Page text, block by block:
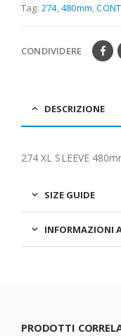
Tag: 274,480mm ,
CONDIVIDERE
DESCRIZIONE
274 XL SLEEVE
SIZE GUIDE
INFORMAZIONI
PRODOTTI